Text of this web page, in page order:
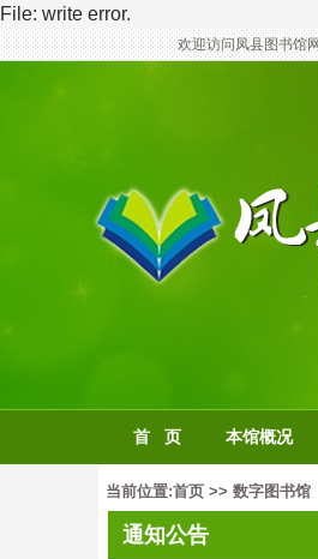
File: write error.
欢迎访问凤县图书馆
首 页 本馆概况
当前位置:首页 >> 数字图书馆
通知公告